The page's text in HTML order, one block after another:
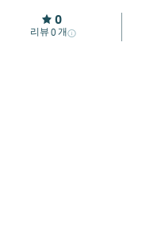
0
리뷰 0 개